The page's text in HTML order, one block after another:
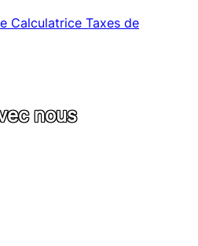
Calculatrice Taxes de
nous